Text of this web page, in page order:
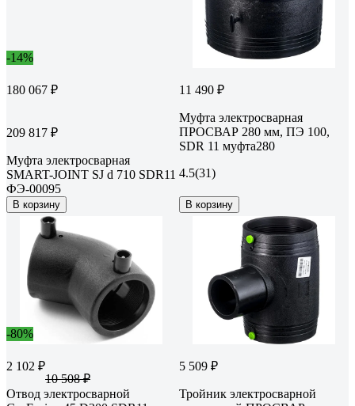
-14%
180 067 ₽
209 817 ₽
Муфта электросварная
SMART-JOINT SJ d 710 SDR11
ФЭ-00095
В корзину
11 490 ₽
Муфта электросварная
ПРОСВАР 280 мм, ПЭ 100,
SDR 11 муфта280
4.5(31)
В корзину
-80%
2 102 ₽
10 508 ₽
Отвод электросварной
5 509 ₽
Тройник электросварной